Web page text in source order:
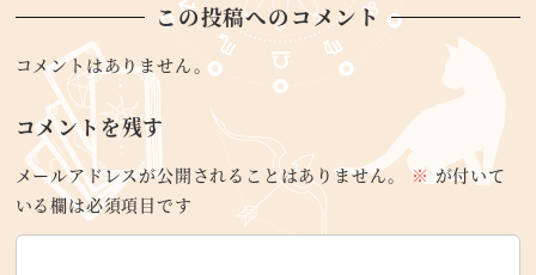
この投稿へのコメント
コメントはありません。
コメントを残す
メールアドレスが公開されることはありません。 ※が付いて
いる欄は必須項目です